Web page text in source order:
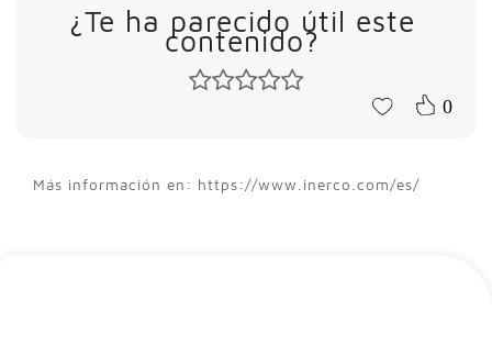
¿Te ha parecido útil este
contenido?
0
Más información en: https://www.inerco.com/es/